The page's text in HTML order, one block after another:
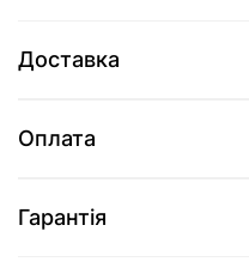
Доставка
Оплата
Гарантія